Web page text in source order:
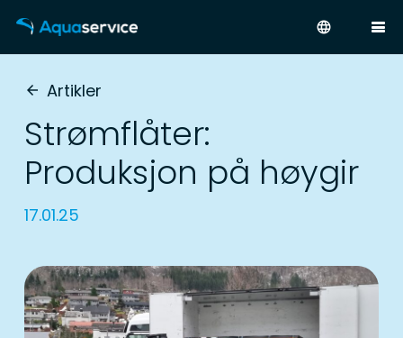
language
arrow_back Artikler
Strømflåter:
Produksjon på høygir
17.01.25